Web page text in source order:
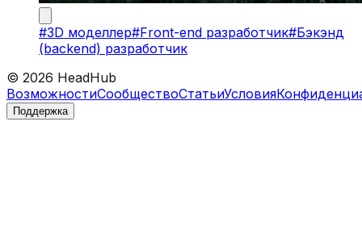
#3D моделлер#Front-end разработчик#Бэкэнд
(backend) разработчик
© 2026 HeadHub
ВозможностиСообществоСтатьиУсловия
Поддержка